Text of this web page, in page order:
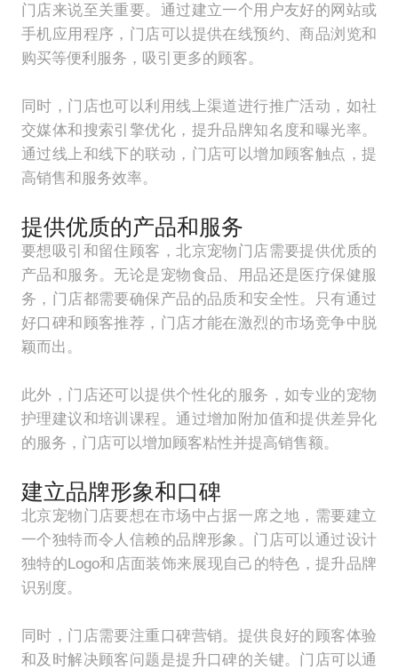
门店来说至关重要。通过建立一个用户友好的网站或
手机应用程序，门店可以提供在线预约、商品浏览和
购买等便利服务，吸引更多的顾客。
同时，门店也可以利用线上渠道进行推广活动，如社
交媒体和搜索引擎优化，提升品牌知名度和曝光率。
通过线上和线下的联动，门店可以增加顾客触点，提
高销售和服务效率。
提供优质的产品和服务
要想吸引和留住顾客，北京宠物门店需要提供优质的
产品和服务。无论是宠物食品、用品还是医疗保健服
务，门店都需要确保产品的品质和安全性。只有通过
好口碑和顾客推荐，门店才能在激烈的市场竞争中脱
颖而出。
此外，门店还可以提供个性化的服务，如专业的宠物
护理建议和培训课程。通过增加附加值和提供差异化
的服务，门店可以增加顾客粘性并提高销售额。
建立品牌形象和口碑
北京宠物门店要想在市场中占据一席之地，需要建立
一个独特而令人信赖的品牌形象。门店可以通过设计
独特的Logo和店面装饰来展现自己的特色，提升品牌
识别度。
同时，门店需要注重口碑营销。提供良好的顾客体验
和及时解决顾客问题是提升口碑的关键。门店可以通